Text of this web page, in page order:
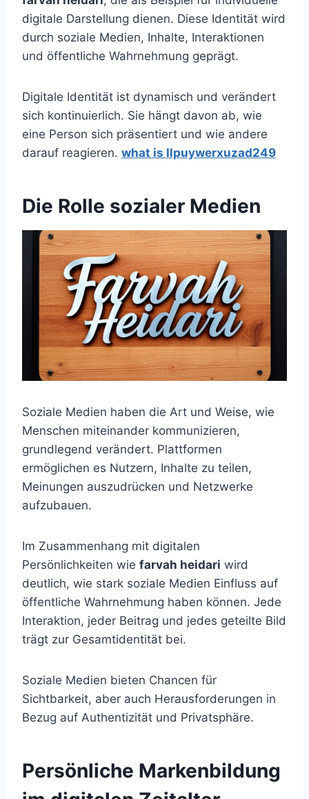
digitale Darstellung dienen. Diese Identität wird
durch soziale Medien, Inhalte, Interaktionen
und öffentliche Wahrnehmung geprägt.
Digitale Identität ist dynamisch und verändert
sich kontinuierlich. Sie hängt davon ab, wie
eine Person sich präsentiert und wie andere
darauf reagieren. what is llpuywerxuzad249
Die Rolle sozialer Medien
Soziale Medien haben die Art und Weise, wie
Menschen miteinander kommunizieren,
grundlegend verändert. Plattformen
ermöglichen es Nutzern, Inhalte zu teilen,
Meinungen auszudrücken und Netzwerke
aufzubauen.
Im Zusammenhang mit digitalen
Persönlichkeiten wie farvah heidari wird
deutlich, wie stark soziale Medien Einfluss auf
öffentliche Wahrnehmung haben können. Jede
Interaktion, jeder Beitrag und jedes geteilte Bild
trägt zur Gesamtidentität bei.
Soziale Medien bieten Chancen für
Sichtbarkeit, aber auch Herausforderungen in
Bezug auf Authentizität und Privatsphäre.
Persönliche Markenbildung